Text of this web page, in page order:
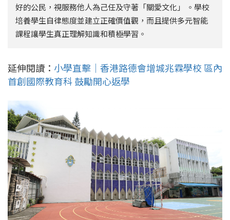
好的公民，視服務他人為己任及守著「關愛文化」 。學校
培養學生自律態度並建立正確價值觀，而且提供多元智能
課程讓學生真正理解知識和積極學習。
延伸閱讀： 小學直擊｜香港路德會增城兆霖學校 區內
首創國際教育科 鼓勵開心返學